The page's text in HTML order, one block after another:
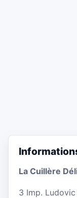
La Cuillère
3 Imp.